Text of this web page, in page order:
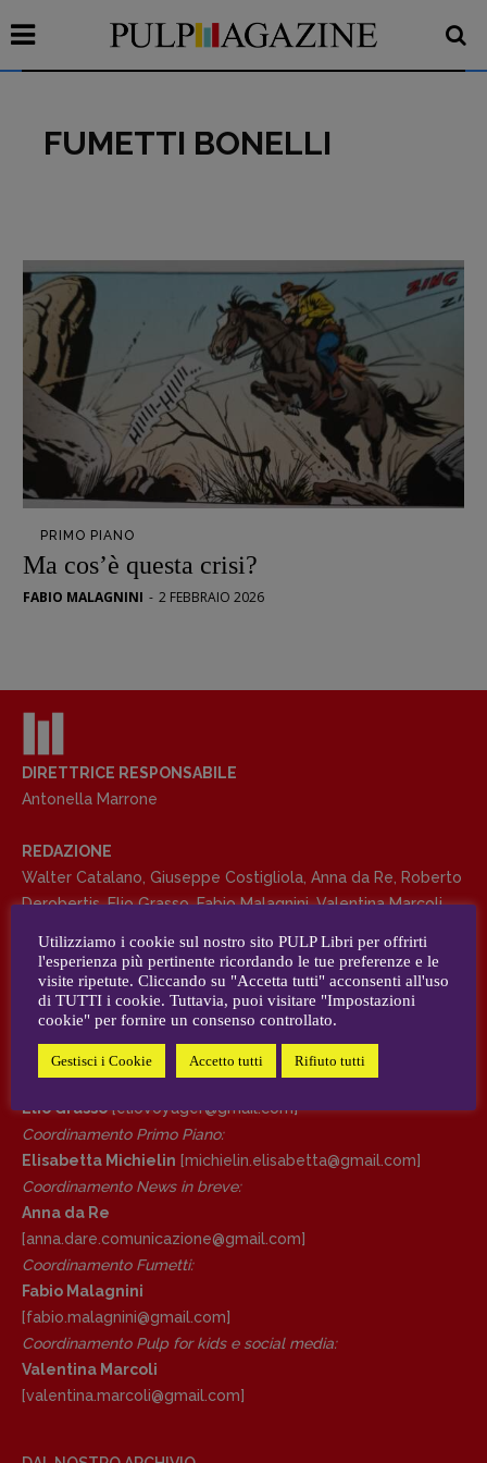
Interviste
RUBRICHE
Archeologie del
presente
Fumetti
Libro & Film
Pulp for kids
Opera prima
DOSSIER
12 dicembre
Psichedelia
Scienza
Tornare a Ballard
Valerio Evangelisti
Vampirismi
Zong!
DIRETTRICE RESPONSABILE
Antonella Marrone
Walter Catalano Giuseppe Costigliola
Grasso , Fabio Malagnini,Valentina
Marcoli,Elisabetta Michielin
Spallina
CONTATTI
Case editrici e coordinamento
recensioni:
Elio Grasso[eliovoyager@gmail.com]
Coordinamento Primo Piano
Elisabetta Michielin
FUMETTI BONELLI
PRIMO PIANO
Ma cos’è questa crisi?
FABIO MALAGNINI - 2 FEBBRAIO 2026
DIRETTRICE RESPONSABILE
Antonella Marrone
REDAZIONE
Walter Catalano Giuseppe Costigliola Anna da Re
Roberto
Derobertis,Elio Grasso,Fabio Malagnini,Valentina Marcoli,
AUTORI e COLLABORATORI
CONTATTI
Case editrici e coordinamento recensioni:
Elio Grasso[eliovoyager@gmail.com]
Coordinamento Primo Piano:
Elisabetta Michielin [michielin.elisabetta@gmail.com]
Coordinamento News in breve:
Anna da Re
[anna.dare.comunicazione@gmail. com]
Coordinamento Fumetti:
Fabio Malagnini
[fabio.malagnini@gmail. com]
Coordinamento Pulp for kids e social media:
Valentina Marcoli
[valentina.marcoli@gmail. com]
Utilizziamo i cookie sul nostro sito PULP Libri per offrirti
l'esperienza più pertinente ricordando le tue preferenze e le
visite ripetute. Cliccando su "Accetta tutti" acconsenti all'uso
di TUTTI i cookie. Tuttavia, puoi visitare "Impostazioni
cookie" per fornire un consenso controllato.
Gestisci i Cookie Accetto tutti Rifiuto tutti